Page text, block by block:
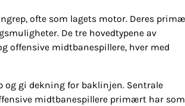
ofte som lagets motor. Deres
De tre hovedtypene av
offensive midtbanespillere, hver med
og gi dekning for baklinjen. Sentrale
midtbanespillere primært har